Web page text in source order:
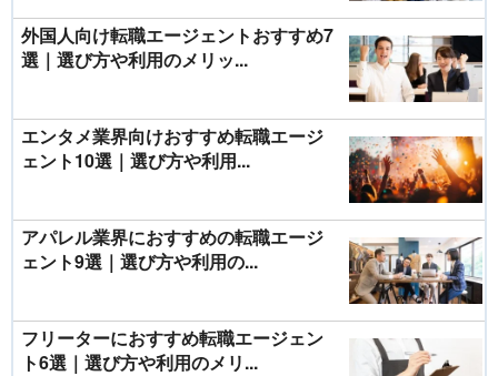
外国人向け転職エージェントおすすめ7
選｜選び方や利用のメリッ...
エンタメ業界向けおすすめ転職エージ
ェント10選｜選び方や利用...
アパレル業界におすすめの転職エージ
ェント9選｜選び方や利用の...
フリーターにおすすめ転職エージェン
ト6選｜選び方や利用のメリ...